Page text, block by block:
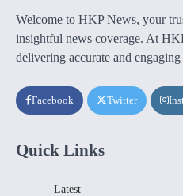
Welcome to HKP News, your
insightful news coverage. At
delivering accurate and
Facebook Twitter
Quick Links
Latest